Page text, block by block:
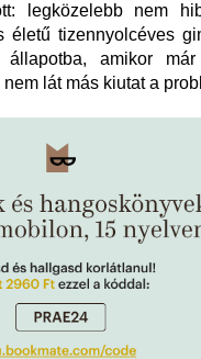
legközelebb nem
életű tizennyolcéves
amikor
lát más kiutat a